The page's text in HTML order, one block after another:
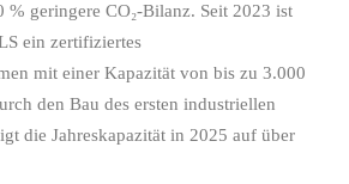
% geringere CO₂-Bilanz. Seit 2023 ist
ein zertifiziertes
mit einer Kapazität von bis zu 3.000
den Bau des ersten industriellen
die Jahreskapazität in 2025 auf über